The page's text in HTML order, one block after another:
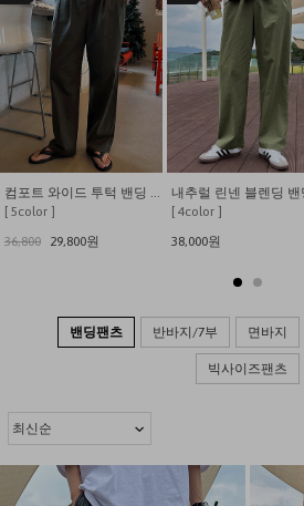
컴포트 와이드 투턱 밴딩 팬츠
5color ]
29,800원
[ 4color ]
38,000원
밴딩팬츠 반바지/7부 면바지
빅사이즈팬츠